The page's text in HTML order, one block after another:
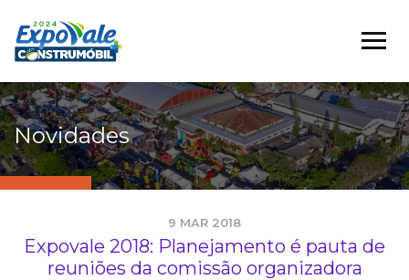
Novidades
9 MAR 2018
Expovale 2018: Planejamento é pauta de
reuniões da comissão organizadora